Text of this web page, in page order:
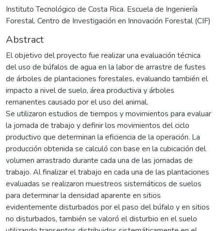
Instituto Tecnológico de Costa Rica. Escuela de Ingeniería
Forestal. Centro de Investigación en Innovación Forestal (CIF)
Abstract
El objetivo del proyecto fue realizar una evaluación técnica
del uso de búfalos de agua en la labor de arrastre de fustes
de árboles de plantaciones forestales, evaluando también el
impacto a nivel de suelo, área productiva y árboles
remanentes causado por el uso del animal.
Se utilizaron estudios de tiempos y movimientos para evaluar
la jornada de trabajo y definir los movimientos del ciclo
productivo que determinan la eficiencia de la operación. La
producción obtenida se calculó con base en la cubicación del
volumen arrastrado durante cada una de las jornadas de
trabajo. Al finalizar el trabajo en cada una de las plantaciones
evaluadas se realizaron muestreos sistemáticos de suelos
para determinar la densidad aparente en sitios
evidentemente disturbados por el paso del búfalo y en sitios
no disturbados, también se valoró el disturbio en el suelo